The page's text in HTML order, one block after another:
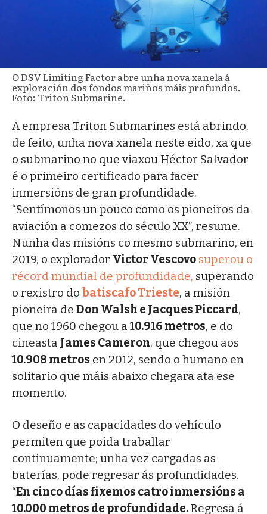
O DSV Limiting Factor abre unha nova xanela á
exploración dos fondos mariños máis profundos.
Foto: Triton Submarine.
A empresa Triton Submarines está abrindo,
de feito, unha nova xanela neste eido, xa que
o submarino no que viaxou Héctor Salvador
é o primeiro certificado para facer
inmersións de gran profundidade.
“Sentímonos un pouco como os pioneiros da
aviación a comezos do século XX”, resume.
Nunha das misións co mesmo submarino, en
2019, o explorador Victor Vescovo superou o
récord mundial de profundidade, superando
o rexistro do batiscafo Trieste, a misión
pioneira de Don Walsh e Jacques Piccard,
que no 1960 chegou a10.916 metros, e do
cineasta James Cameron, que chegou aos
10.908 metros en 2012, sendo o humano en
solitario que máis abaixo chegara ata ese
momento.
O deseño e as capacidades do vehículo
permiten que poida traballar
continuamente; unha vez cargadas as
baterías, pode regresar ás profundidades.
“En cinco días fixemos catro inmersións a
10.000 metros de profundidade.Regresa á